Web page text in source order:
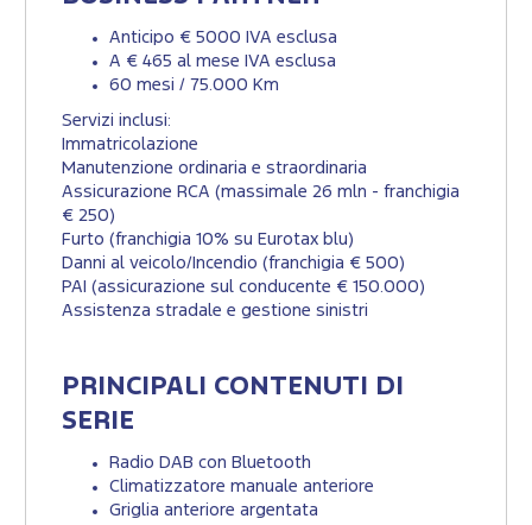
Anticipo € 5000 IVA esclusa
A € 465 al mese IVA esclusa
60 mesi / 75.000 Km
Servizi inclusi:
Immatricolazione
Manutenzione ordinaria e straordinaria
Assicurazione RCA (massimale 26 mln - franchigia
€ 250)
Furto (franchigia 10% su Eurotax blu)
Danni al veicolo/Incendio (franchigia € 500)
PAI (assicurazione sul conducente € 150.000)
Assistenza stradale e gestione sinistri
PRINCIPALI CONTENUTI DI
SERIE
Radio DAB con Bluetooth
Climatizzatore manuale anteriore
Griglia anteriore argentata